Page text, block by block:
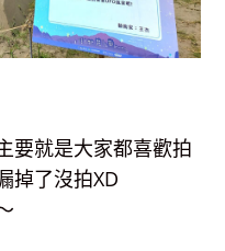
要就是大家都喜歡拍
掉了沒拍XD